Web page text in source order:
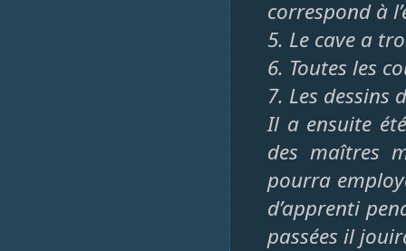
correspond à
5. Le cave a
6. Toutes les
7. Les dessins
Il a ensuite
des maîtres
pourra
d’apprenti
passées il